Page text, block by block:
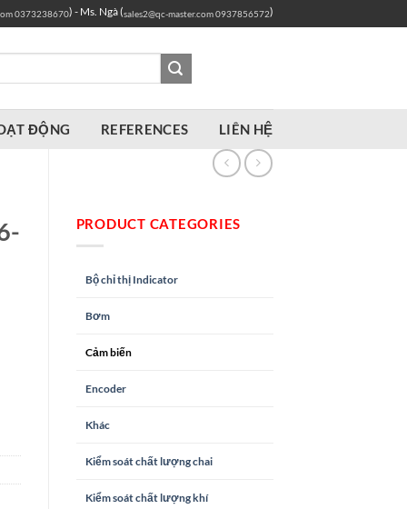
0373238670) - Ms. Ngà (sales2@qc-master.com0937856572)
ĐỘNG REFERENCES LIÊN HỆ
PRODUCT CATEGORIES
Bộ chỉ thị Indicator
Bơm
Cảm biến
Encoder
Khác
Kiểm soát chất lượng chai
Kiểm soát chất lượng khí